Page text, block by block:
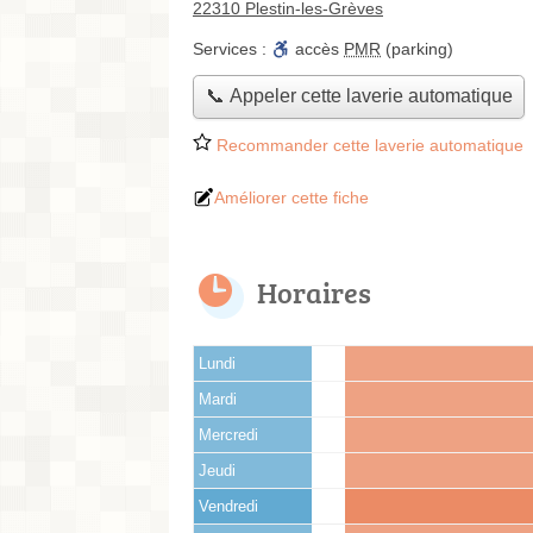
22310 Plestin-les-Grèves
Services : accès PMR (parking)
📞 Appeler cette laverie automatique
Recommander cette laverie automatique
Améliorer cette fiche
Horaires
Lundi
Mardi
Mercredi
Jeudi
Vendredi